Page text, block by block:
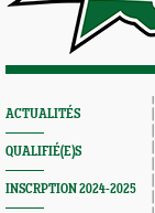
ACTUALITÉS
QUALIFIÉ(E)S
INSCRPTION 2024-2025